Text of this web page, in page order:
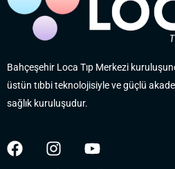
Bahçeşehir Loca Tıp Merkezi
üstün tıbbi teknolojisiyle ve güçlü
sağlık kuruluşudur.